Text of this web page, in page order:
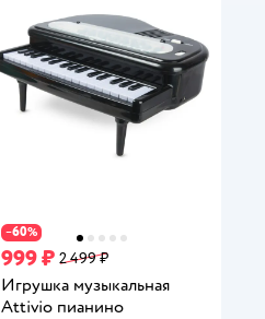
−60%
999 ₽ 2 499 ₽
Игрушка музыкальная
Attivio пианино